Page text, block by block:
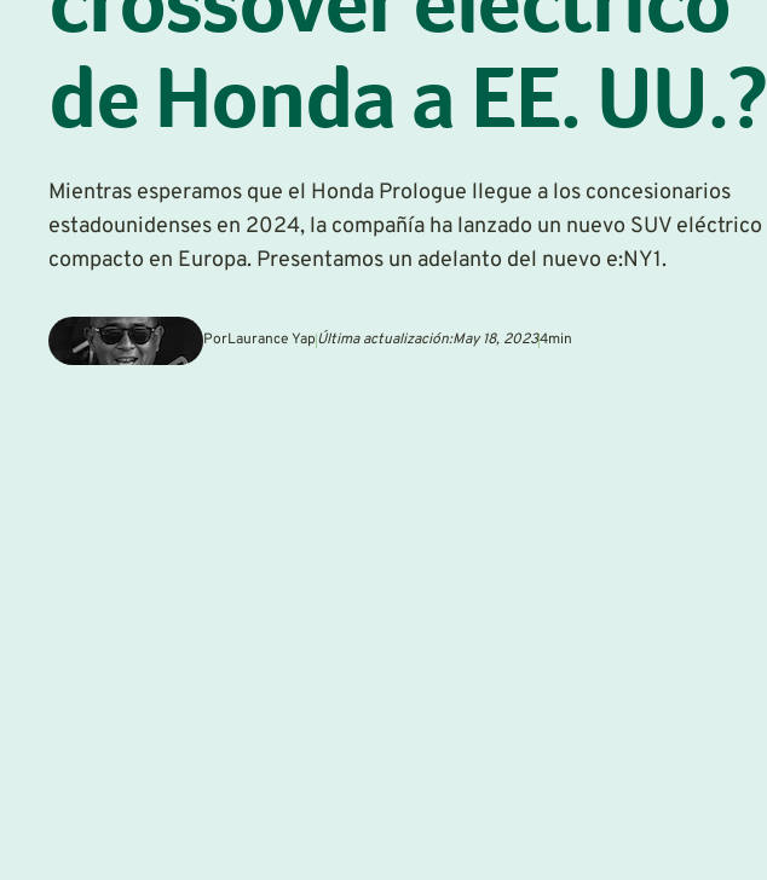
de Honda a EE. UU.?
Mientras esperamos que el Honda Prologue llegue a los concesionarios
estadounidenses en 2024, la compañía ha lanzado un nuevo SUV eléctrico
compacto en Europa. Presentamos un adelanto del nuevo e:NY1.
PorLaurance YapÚltima actualización:May 18, 20234min